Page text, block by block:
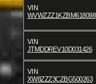
VIN
WVWZZZ1KZBM618098
VIN
JTMDDREV10D031426
VIN
XW8ZZZ3CZBG500263